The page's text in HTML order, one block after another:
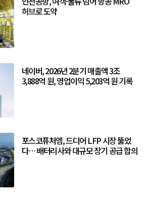
허브로 도약
네이버, 2026년 2분기 매출액 3조
3,888억 원, 영업이익 5,203억 원 기록
포스코퓨처엠, 드디어 LFP 시장 뚫었
다… 배터리사와 대규모 장기 공급 합의